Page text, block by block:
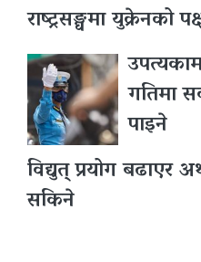
राष्ट्रसङ्घमा युक्रेनको
गतिमा
पाइने
विद्युत् प्रयोग बढाएर
सकिने